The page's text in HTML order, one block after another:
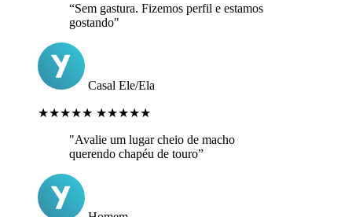
“Sem gastura. Fizemos perfil e estamos
gostando"
Casal Ele/Ela
★★★★★ ★★★★★
"Avalie um lugar cheio de macho
querendo chapéu de touro”